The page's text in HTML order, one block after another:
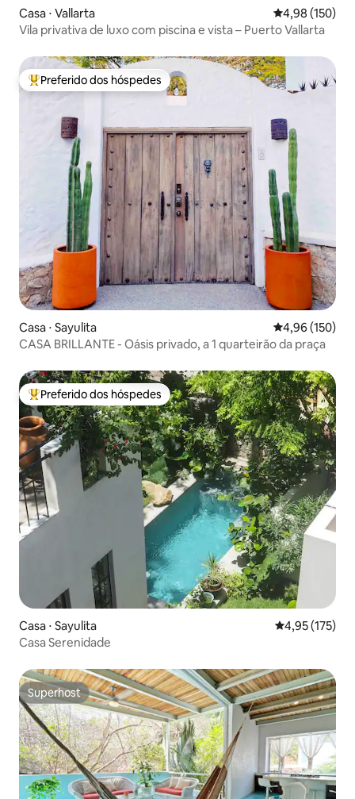
Casa ⋅ Vallarta 4,98 de uma
4,98 (150)
Vila privativa de luxo com piscina e vista – Puerto Vallarta
Entre os melhores preferidos dos hóspedes
Preferido dos hóspedes
Casa ⋅ Sayulita 4,96 de uma
4,96 (150)
CASA BRILLANTE - Oásis privado, a 1 quarteirão da praça
Entre os melhores preferidos dos hóspedes
Preferido dos hóspedes
Casa ⋅ Sayulita 4,95 de uma
4,95 (175)
Casa Serenidade
Superhost
Superhost